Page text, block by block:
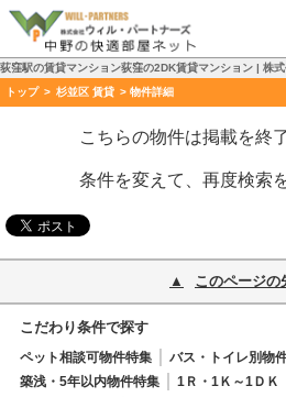
荻窪駅の賃貸マンション荻窪の2DK賃貸マンション | 株
トップ > 杉並区 賃貸 > 物件詳細
こちらの物件は掲載を終
条件を変えて、再度検索
このページの
こだわり条件で探す
ペット相談可物件特集 バス・トイレ別物
築浅・5年以内物件特集
1Ｒ・1Ｋ～1ＤＫ